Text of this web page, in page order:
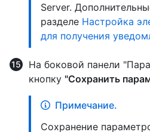
Server.
разделе Настройка
для получения
На боковой панели
кнопку "Сохранить
Примечание.
Сохранение